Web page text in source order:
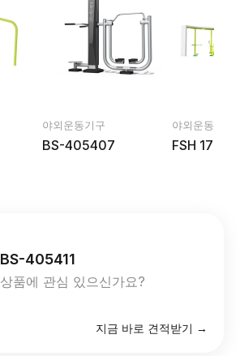
야외운동기구
BS-405407
야외운동기구
FSH 17
BS-405411
상품에 관심 있으신가요?
지금 바로 견적받기 →